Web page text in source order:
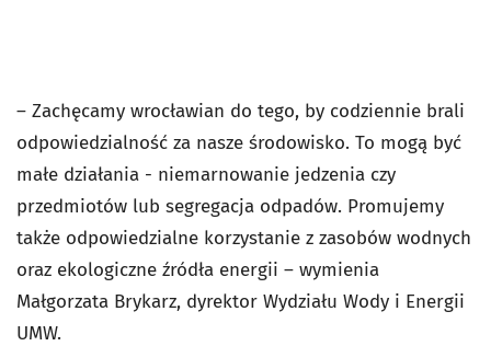
– Zachęcamy wrocławian do tego, by codziennie brali
odpowiedzialność za nasze środowisko. To mogą być
małe działania - niemarnowanie jedzenia czy
przedmiotów lub segregacja odpadów. Promujemy
także odpowiedzialne korzystanie z zasobów wodnych
oraz ekologiczne źródła energii – wymienia
Małgorzata Brykarz, dyrektor Wydziału Wody i Energii
UMW.